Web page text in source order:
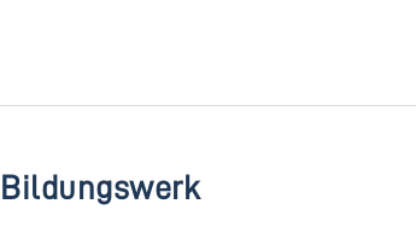
Bildungswerk